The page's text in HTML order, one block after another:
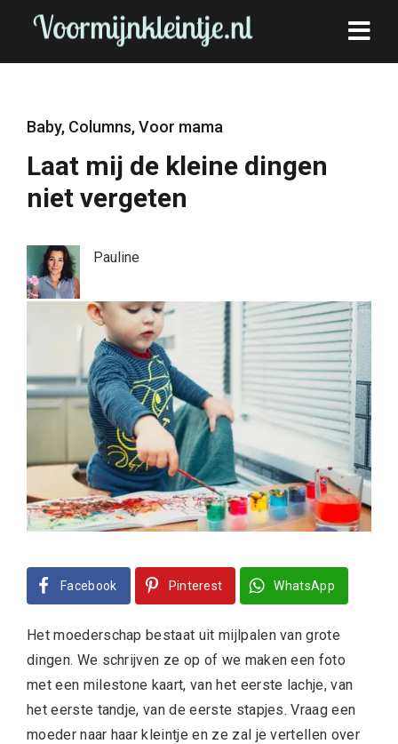
Baby, Columns,Voor mama
Laat mij de kleine dingen
niet vergeten
Pauline
Facebook Pinterest WhatsApp
Het moederschap bestaat uit mijlpalen van grote
dingen. We schrijven ze op of we maken een foto
met een milestone kaart, van het eerste lachje, van
het eerste tandje, van de eerste stapjes. Vraag een
moeder naar haar kleintje en ze zal je vertellen over